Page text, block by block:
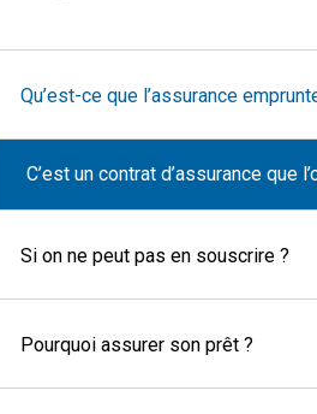
Qu’est-ce que l’assurance
C’est un contrat d’assurance que
Si on ne peut pas en souscrire ?
Pourquoi assurer son prêt ?